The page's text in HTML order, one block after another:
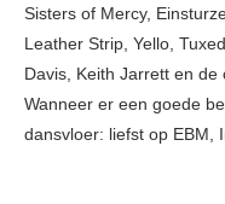
Sisters of Mercy,
Leather Strip, Yello,
Davis, Keith Jarrett en de
Wanneer er een goede
dansvloer: liefst op EBM,